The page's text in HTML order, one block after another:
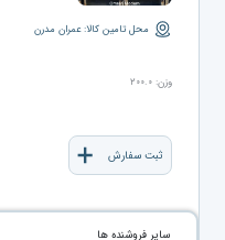
محل تامین کالا: عمران مدرن
وزن: ۲۰۰.۰
ثبت سفارش
سایر فروشنده ها